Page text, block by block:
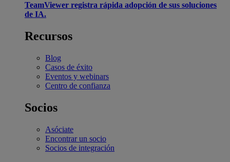
TeamViewer registra rápida adopción de sus soluciones
de IA.
Recursos
Blog
Casos de éxito
Eventos y webinars
Centro de confianza
Socios
Asóciate
Encontrar un socio
Socios de integración